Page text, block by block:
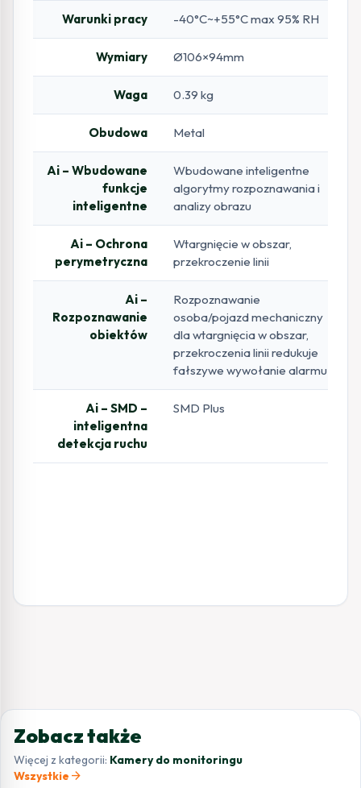
Warunki pracy -40°C~+55°C max 95% RH
Wymiary Ø106×94mm
Waga 0.39 kg
Obudowa Metal
Ai – Wbudowane
funkcje
inteligentne
Wbudowane inteligentne
algorytmy rozpoznawania i
analizy obrazu
Ai – Ochrona
perymetryczna
Wtargnięcie w obszar,
przekroczenie linii
Ai –
Rozpoznawanie
obiektów
Rozpoznawanie
osoba/pojazd mechaniczny
dla wtargnięcia w obszar,
przekroczenia linii redukuje
fałszywe wywołanie alarmu
Ai – SMD –
inteligentna
detekcja ruchu
SMD Plus
Zobacz także
Więcej z kategorii: Kamery do monitoringu
Wszystkie arrow_forward